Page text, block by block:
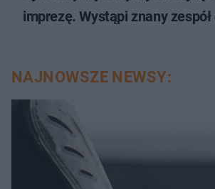
imprezę. Wystąpi znany
NAJNOWSZE NEWSY: